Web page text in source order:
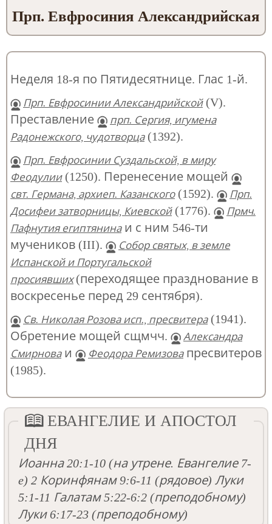
Прп. Евфросиния Александрийская
Неделя 18-я по Пятидесятнице. Глас 1-й.
Прп. Евфросинии Александрийской(V).
Преставление
прп. Сергия, игумена
Радонежского, чудотворца(1392).
Прп. Евфросинии Суздальской, в миру
Феодулии(1250). Перенесение мощей
свт. Германа, архиеп. Казанского(1592).
Прп.
Досифеи затворницы, Киевской(1776).
Прмч.
Пафнутия египтянинаи с ним 546-ти
мучеников (III).
Собор святых, в земле
Испанской и Португальской
просиявших (переходящее празднование в
воскресенье перед 29 сентября).
Св. Николая Розова исп., пресвитера(1941).
Обретение мощей сщмчч.
Александра
Смирноваи Феодора Ремизовапресвитеров
(1985).
ЕВАНГЕЛИЕ И АПОСТОЛ
ДНЯ
Иоанна 20:1-10(на утрене. Евангелие 7-
e) 2 Коринфянам 9:6-11 (рядовое) Луки
5:1-11 Галатам 5:22-6:2(преподобному)
Луки 6:17-23(преподобному)